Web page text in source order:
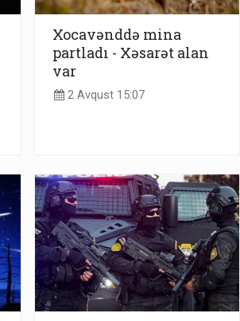
Xocavənddə mina
partladı - Xəsarət alan
var
2 Avqust 15:07